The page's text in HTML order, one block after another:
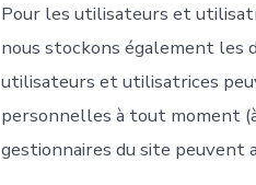
Pour les utilisateurs et
nous stockons également les
utilisateurs et utilisatrices
personnelles à tout moment
gestionnaires du site peuvent